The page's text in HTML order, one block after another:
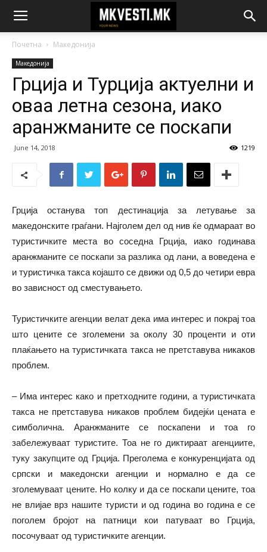
Почетна Македонија
Македонија
Грција и Турција актуелни и
оваа летна сезона, иако
аранжманите се поскапи
June 14, 2018 1219
Грција останува топ дестинација за летување за
македонските граѓани. Најголем дел од нив ќе одмараат во
туристичките места во соседна Грција, иако годинава
аранжманите се поскапи за разлика од лани, а воведена е
и туристичка такса којашто се движи од 0,5 до четири евра
во зависност од сместувањето.
Туристичките агенции велат дека има интерес и покрај тоа
што цените се зголемени за околу 30 проценти и оти
плаќањето на туристичката такса не претставува никаков
проблем.
– Има интерес како и претходните години, а туристичката
такса не претставува никаков проблем бидејќи цената е
симболична. Аранжманите се поскапени и тоа го
забележуваат туристите. Тоа не го диктираат агенциите,
туку закупците од Грција. Преголема е конкуренцијата од
српски и македонски агенции и нормално е да се
зголемуваат цените. Но колку и да се поскапи цените, тоа
не влијае врз нашите туристи и од година во година е се
поголем бројот на патници кои патуваат во Грција,
посочуваат од туристичките агенции.